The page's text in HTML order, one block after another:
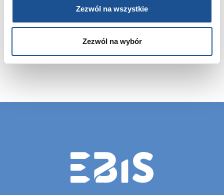
Zezwól na wszystkie
Zezwól na wybór